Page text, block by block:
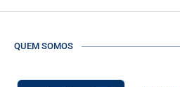
QUEM SOMOS